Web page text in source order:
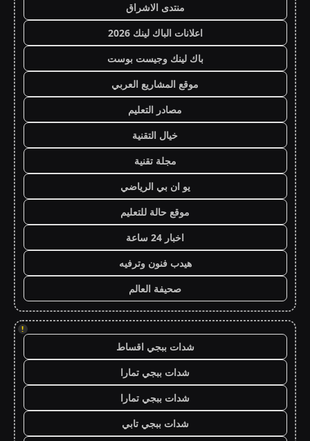
منتدى الاشراق
اعلانات الباك لينك 2026
باك لينك وجيست بوست
موقع المشاريع العربي
مصادر التعليم
خيال التقنية
مجلة تقنية
يو ان بي الرياضي
موقع حالة للتعليم
اخبار 24 ساعة
هيدب فنون وترفيه
صحيفة العالم
!
شدات ببجي اقساط
شدات ببجي تمارا
شدات ببجي تمارا
شدات ببجي تابي